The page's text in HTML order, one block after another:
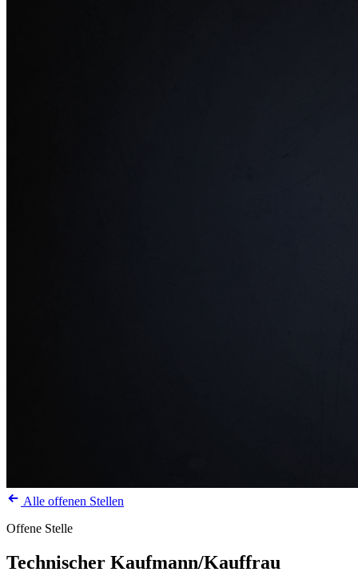
Alle offenen Stellen
Offene Stelle
Technischer Kaufmann/Kauffrau